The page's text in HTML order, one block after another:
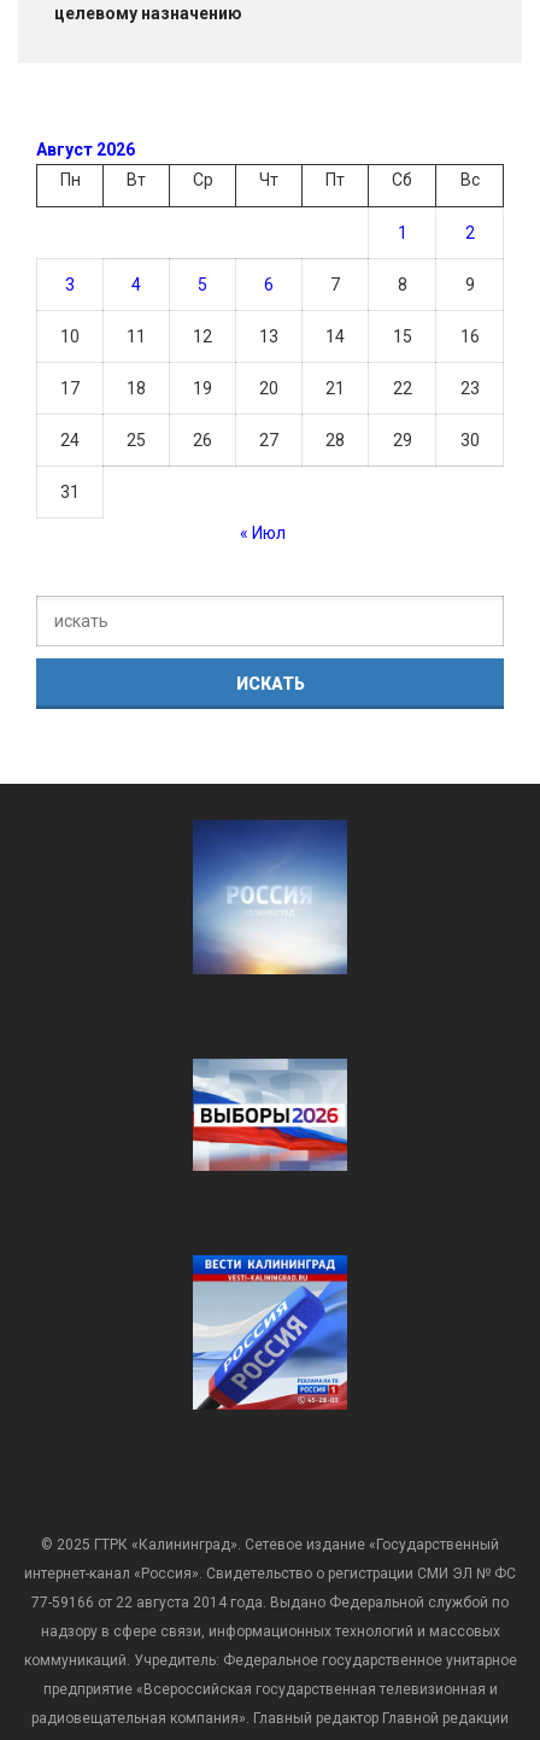
целевому назначению
Август 2026
Пн
Вт Ср Чт Пт Сб Вс
1 2
3 4 5 6 7 8 9
10 11 12 13 14 15 16
17 18 19 20 21 22 23
24 25 26 27 28 29 30
31
« Июл
© 2025 ГТРК «Калининград». Сетевое издание «Государственный
интернет-канал «Россия». Свидетельство о регистрации СМИ ЭЛ № ФС
77-59166 от 22 августа 2014 года. Выдано Федеральной службой по
надзору в сфере связи, информационных технологий и массовых
коммуникаций. Учредитель: Федеральное государственное унитарное
предприятие «Всероссийская государственная телевизионная и
радиовещательная компания». Главный редактор Главной редакции